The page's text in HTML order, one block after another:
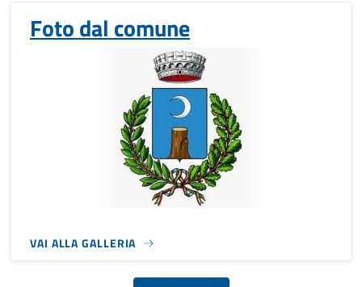
Foto dal comune
VAI ALLA GALLERIA